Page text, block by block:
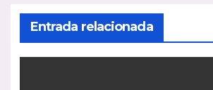
Entrada relacionada